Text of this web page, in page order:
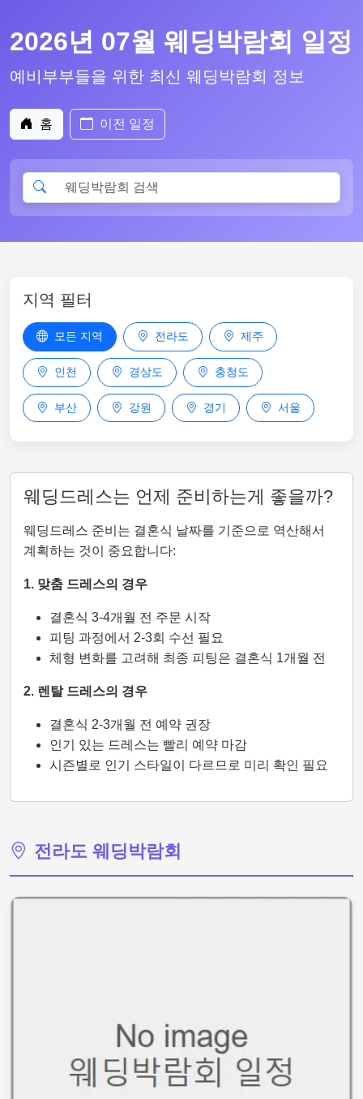
2026년 07월 웨딩박람회 일정
예비부부들을 위한 최신 웨딩박람회 정보
홈 이전 일정
지역 필터
모든 지역 전라도 제주
인천 경상도 충청도
부산 강원 경기 서울
웨딩드레스는 언제 준비하는게 좋을까?
웨딩드레스 준비는 결혼식 날짜를 기준으로 역산해서
계획하는 것이 중요합니다:
1. 맞춤 드레스의 경우
결혼식 3-4개월 전 주문 시작
피팅 과정에서 2-3회 수선 필요
체형 변화를 고려해 최종 피팅은 결혼식 1개월 전
2. 렌탈 드레스의 경우
결혼식 2-3개월 전 예약 권장
인기 있는 드레스는 빨리 예약 마감
시즌별로 인기 스타일이 다르므로 미리 확인 필요
전라도 웨딩박람회